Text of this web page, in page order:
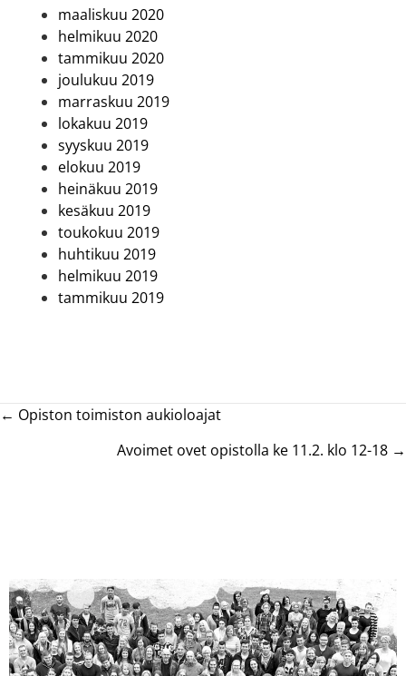
maaliskuu 2020
helmikuu 2020
tammikuu 2020
joulukuu 2019
marraskuu 2019
lokakuu 2019
syyskuu 2019
elokuu 2019
heinäkuu 2019
kesäkuu 2019
toukokuu 2019
huhtikuu 2019
helmikuu 2019
tammikuu 2019
Posts
navigation
← Opiston toimiston aukioloajat
Avoimet ovet opistolla ke 11.2. klo 12-18 →